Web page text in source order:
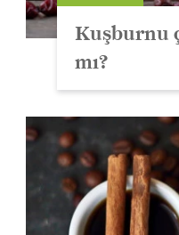
Kuşburnu
mı?